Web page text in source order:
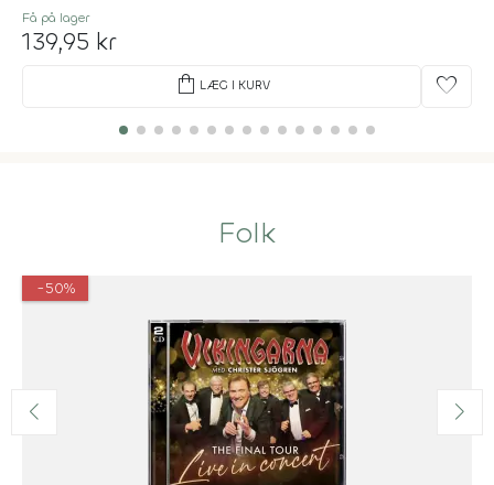
Få på lager
139,95 kr
shopping_bag LÆG I KURV favorite
Folk
-50%